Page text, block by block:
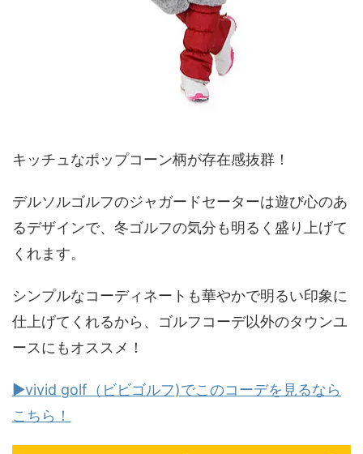
キッチュなポップコーン柄が存在感抜群！
デルソルゴルフのジャガードセーターは遊び心のあ
るデザインで、冬ゴルフの気分も明るく盛り上げて
くれます。
シンプルなコーディネートも華やかで明るい印象に
仕上げてくれるから、ゴルフコーデ以外のタウンユ
ースにもオススメ！
▶vivid golf（ビビゴルフ)でこのコーデを見るなら
こちら！